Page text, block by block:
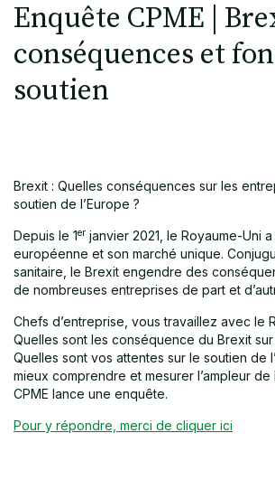
Enquête CPME |
conséquences et
soutien
Brexit : Quelles conséquences sur les
soutien de l’Europe ?
Depuis le 1er janvier 2021, le Royaume-Uni a
européenne et son marché unique.
sanitaire, le Brexit engendre des
de nombreuses entreprises de part et
Chefs d’entreprise, vous travaillez avec le
Quelles sont les conséquence du Brexit
Quelles sont vos attentes sur le soutien de
mieux comprendre et mesurer l’ampleur de
CPME lance une enquête.
Pour y répondre, merci de cliquer ici